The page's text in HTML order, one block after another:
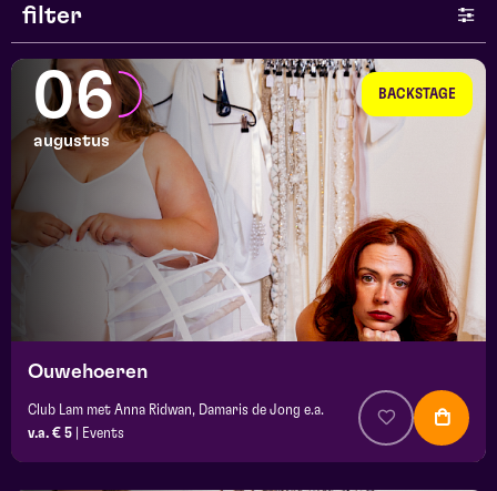
filter
genre
series en selecties
BACKSTAGE
06
augustus
Ouwehoeren
Club Lam met Anna Ridwan, Damaris de Jong e.a.
v.a. € 5
Events